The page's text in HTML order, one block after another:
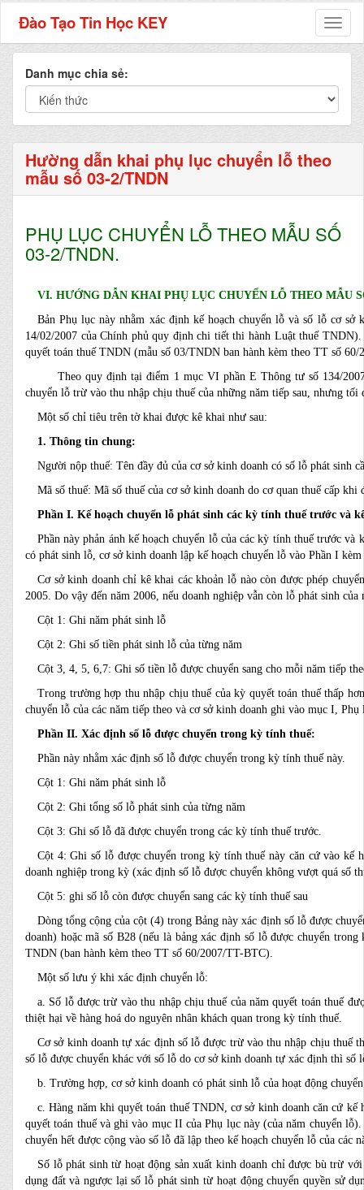
Đào Tạo Tin Học KEY
Danh mục chia sẻ:
Hường dẫn khai phụ lục chuyển lỗ theo
mẫu số 03-2/TNDN
PHỤ LỤC CHUYỂN LỖ THEO MẪU SỐ
03-2/TNDN.
VI. HƯỚNG DẪN KHAI PHỤ LỤC CHUYỂN LỖ THEO MẪU
Bản Phụ lục này nhằm xác định kế hoạch chuyển lỗ và số lỗ cơ
14/02/2007 của Chính phủ quy định chi tiết thi hành Luật thuế
quyết toán thuế TNDN (mẫu số 03/TNDN ban hành kèm theo TT số
Theo quy định tại điểm 1 mục VI phần E Thông tư số 134/
chuyển lỗ trừ vào thu nhập chịu thuế của những năm tiếp sau, nhưng
Một số chỉ tiêu trên tờ khai được kê khai như sau:
1. Thông tin chung:
Người nộp thuế: Tên đầy đủ của cơ sở kinh doanh có số lỗ phát sinh
Mã số thuế: Mã số thuế của cơ sở kinh doanh do cơ quan thuế cấp
Phần I. Kế hoạch chuyển lỗ phát sinh các kỳ tính thuế trước và
Phần này phản ánh kế hoạch chuyển lỗ của các kỳ tính thuế trước
có phát sinh lỗ, cơ sở kinh doanh lập kế hoạch chuyển lỗ vào Phần I
Cơ sở kinh doanh chỉ kê khai các khoản lỗ nào còn được phép
2005. Do vậy đến năm 2006, nếu doanh nghiệp vẫn còn lỗ phát sinh
Cột 1: Ghi năm phát sinh lỗ
Cột 2: Ghi số tiền phát sinh lỗ của từng năm
Cột 3, 4, 5, 6,7: Ghi số tiền lỗ được chuyển sang cho mỗi năm tiếp
Trong trường hợp thu nhập chịu thuế của kỳ quyết toán thuế thấp
chuyển lỗ của các năm tiếp theo và cơ sở kinh doanh ghi vào mục I, Phụ
Phần II. Xác định số lỗ được chuyển trong kỳ tính thuế:
Phần này nhằm xác định số lỗ được chuyển trong kỳ tính thuế này.
Cột 1: Ghi năm phát sinh lỗ
Cột 2: Ghi tổng số lỗ phát sinh của từng năm
Cột 3: Ghi số lỗ đã được chuyển trong các kỳ tính thuế trước.
Cột 4: Ghi số lỗ được chuyển trong kỳ tính thuế này căn cứ vào kế
doanh nghiệp trong kỳ (xác định số lỗ được chuyển không vượt quá số
Cột 5: ghi số lỗ còn được chuyển sang các kỳ tính thuế sau
Dòng tổng cộng của cột (4) trong Bảng này xác định số lỗ được
doanh) hoặc mã số B28 (nếu là bảng xác định số lỗ được chuyển
TNDN (ban hành kèm theo TT số 60/2007/TT-BTC).
Một số lưu ý khi xác định chuyển lỗ:
a. Số lỗ được trừ vào thu nhập chịu thuế của năm quyết toán thuế
thiệt hại về hàng hoá do nguyên nhân khách quan trong kỳ tính thuế.
Cơ sở kinh doanh tự xác định số lỗ được trừ vào thu nhập chịu thuế
số lỗ được chuyển khác với số lỗ do cơ sở kinh doanh tự xác định thì
b. Trường hợp, cơ sở kinh doanh có phát sinh lỗ của hoạt động
c. Hàng năm khi quyết toán thuế TNDN, cơ sở kinh doanh căn cứ
quyết toán thuế và ghi vào mục II của Phụ lục này (của năm chuyển
chuyển hết được cộng vào số lỗ đã lập theo kế hoạch chuyển lỗ của các
Số lỗ phát sinh từ hoạt động sản xuất kinh doanh chỉ được bù trừ
dụng đất và ngược lại số lỗ phát sinh từ hoạt động chuyển quyền sử